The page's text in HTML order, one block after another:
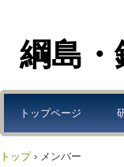
綱島・
トップページ
トップ › メンバー